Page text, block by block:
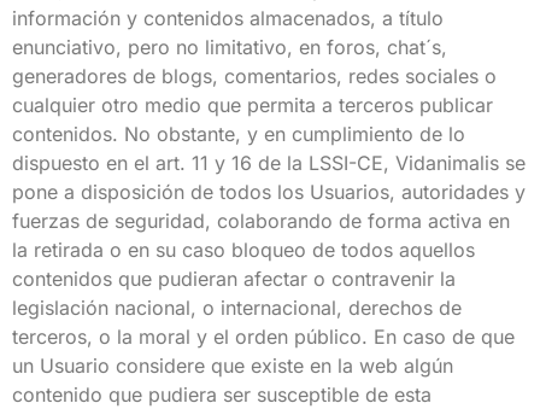
información y contenidos almacenados, a título
enunciativo, pero no limitativo, en foros, chat´s,
generadores de blogs, comentarios, redes sociales o
cualquier otro medio que permita a terceros publicar
contenidos. No obstante, y en cumplimiento de lo
dispuesto en el art. 11 y 16 de la LSSI-CE, Vidanimalis se
pone a disposición de todos los Usuarios, autoridades y
fuerzas de seguridad, colaborando de forma activa en
la retirada o en su caso bloqueo de todos aquellos
contenidos que pudieran afectar o contravenir la
legislación nacional, o internacional, derechos de
terceros, o la moral y el orden público. En caso de que
un Usuario considere que existe en la web algún
contenido que pudiera ser susceptible de esta